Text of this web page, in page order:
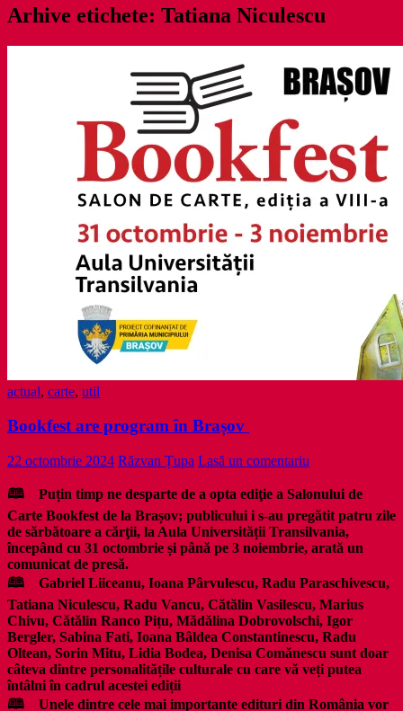
Arhive etichete: Tatiana Niculescu
actual, carte, util
Bookfest are program în Brașov
22 octombrie 2024 Răzvan Țupa Lasă un comentariu
🕮 Puțin timp ne desparte de a opta ediţie a Salonului de
Carte Bookfest de la Brașov; publicului i s-au pregătit patru zile
de sărbătoare a cărţii, la Aula Universității Transilvania,
începând cu 31 octombrie și până pe 3 noiembrie, arată un
comunicat de presă.
🕮 Gabriel Liiceanu, Ioana Pârvulescu, Radu Paraschivescu,
Tatiana Niculescu, Radu Vancu, Cătălin Vasilescu, Marius
Chivu, Cătălin Ranco Pițu, Mădălina Dobrovolschi, Igor
Bergler, Sabina Fati, Ioana Bâldea Constantinescu, Radu
Oltean, Sorin Mitu, Lidia Bodea, Denisa Comănescu sunt doar
câteva dintre personalitățile culturale cu care vă veți putea
întâlni în cadrul acestei ediții
🕮 Unele dintre cele mai importante edituri din România vor